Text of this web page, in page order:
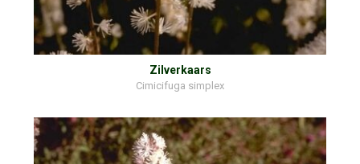
Zilverkaars
Cimicifuga simplex